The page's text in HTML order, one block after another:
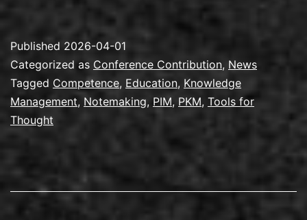
PKM
Summit
2026
Published 2026-04-01
Categorized as Conference Contribution, News
Tagged Competence, Education, Knowledge
Management, Notemaking, PIM, PKM, Tools for
Thought